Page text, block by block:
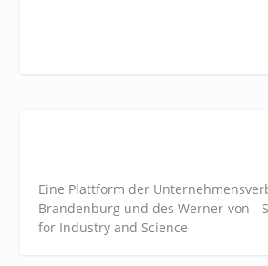
Eine Plattform der
Brandenburg und des Werner-von-
for Industry and Science